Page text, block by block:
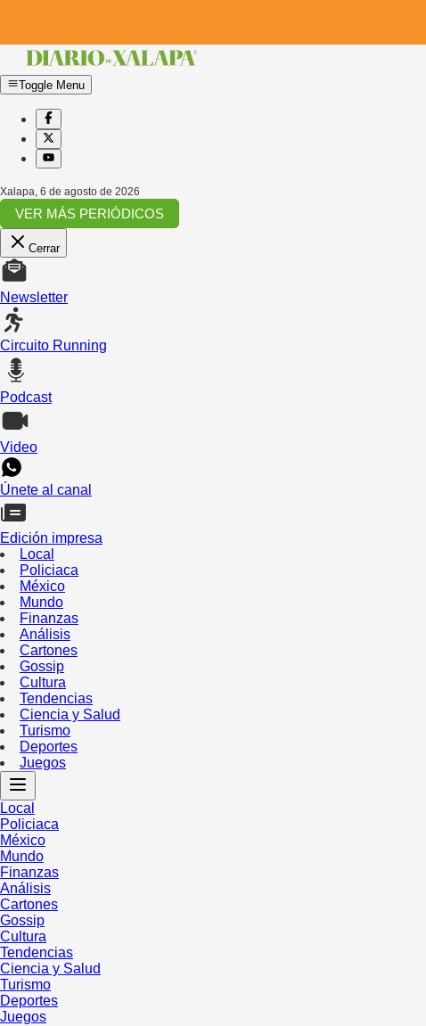
Toggle Menu
Xalapa, 6 de agosto de 2026
VER MÁS PERIÓDICOS
Cerrar
Newsletter
Circuito Running
Podcast
Video
Únete al canal
Edición impresa
Local
Policiaca
México
Mundo
Finanzas
Análisis
Cartones
Gossip
Cultura
Tendencias
Ciencia y Salud
Turismo
Deportes
Juegos
Local
Policiaca
México
Mundo
Finanzas
Análisis
Cartones
Gossip
Cultura
Tendencias
Ciencia y Salud
Turismo
Deportes
Juegos